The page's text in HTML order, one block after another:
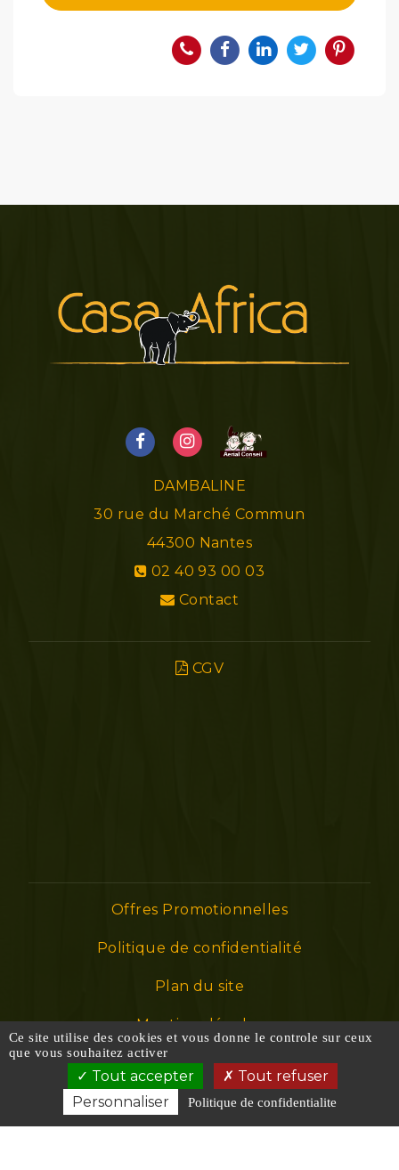
DAMBALINE
30 rue du Marché Commun
44300 Nantes
02 40 93 00 03
Contact
CGV
Offres Promotionnelles
Politique de confidentialité
Plan du site
Mentions légales
Les photos sont des propriétés intellectuelles, toute
reproduction est interdite.
Ce site utilise des cookies et vous donne le controle sur ceux
que vous souhaitez activer
Tout accepter
Tout refuser
Personnaliser
Politique de confidentialite